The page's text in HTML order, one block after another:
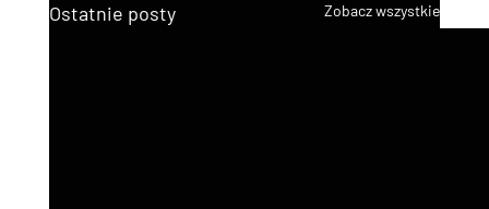
Ostatnie posty Zobacz wszystkie